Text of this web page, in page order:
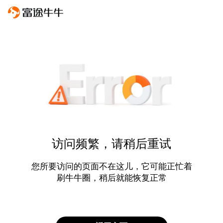
访问频繁，请稍后重试
您所要访问的页面不在这儿，它可能正忙着
刷牛牛圈，稍后就能恢复正常